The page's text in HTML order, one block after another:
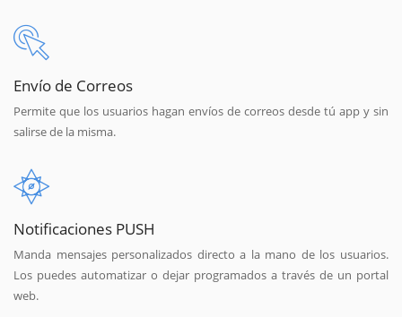
Envío de Correos
Permite que los usuarios hagan envíos de correos desde tú app y sin
salirse de la misma.
Notificaciones PUSH
Manda mensajes personalizados directo a la mano de los usuarios.
Los puedes automatizar o dejar programados a través de un portal
web.